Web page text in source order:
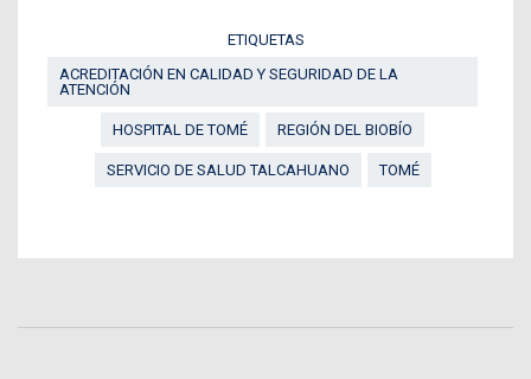
ETIQUETAS
ACREDITACIÓN EN CALIDAD Y SEGURIDAD DE LA
ATENCIÓN
HOSPITAL DE TOMÉ REGIÓN DEL BIOBÍO
SERVICIO DE SALUD TALCAHUANO TOMÉ